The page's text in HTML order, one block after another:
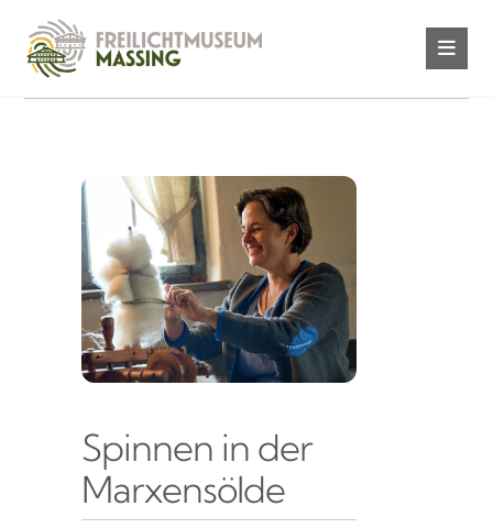
Spinnen in der
Marxensölde